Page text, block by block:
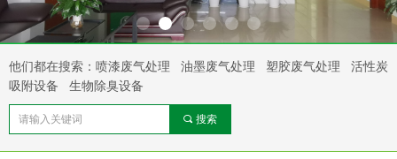
他们都在搜索：喷漆废气处理 油墨废气处理 塑胶废气处理 活性炭
吸附设备 生物除臭设备
끠 搜索